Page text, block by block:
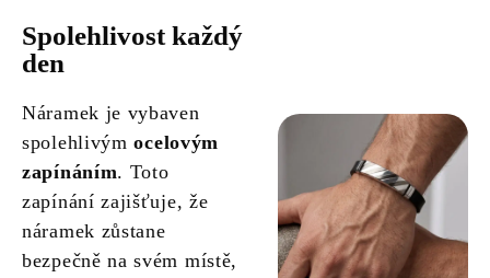
Spolehlivost každý
den
Náramek je vybaven
spolehlivýmocelovým
zapínáním. Toto
zapínání zajišťuje, že
náramek zůstane
bezpečně na svém místě,